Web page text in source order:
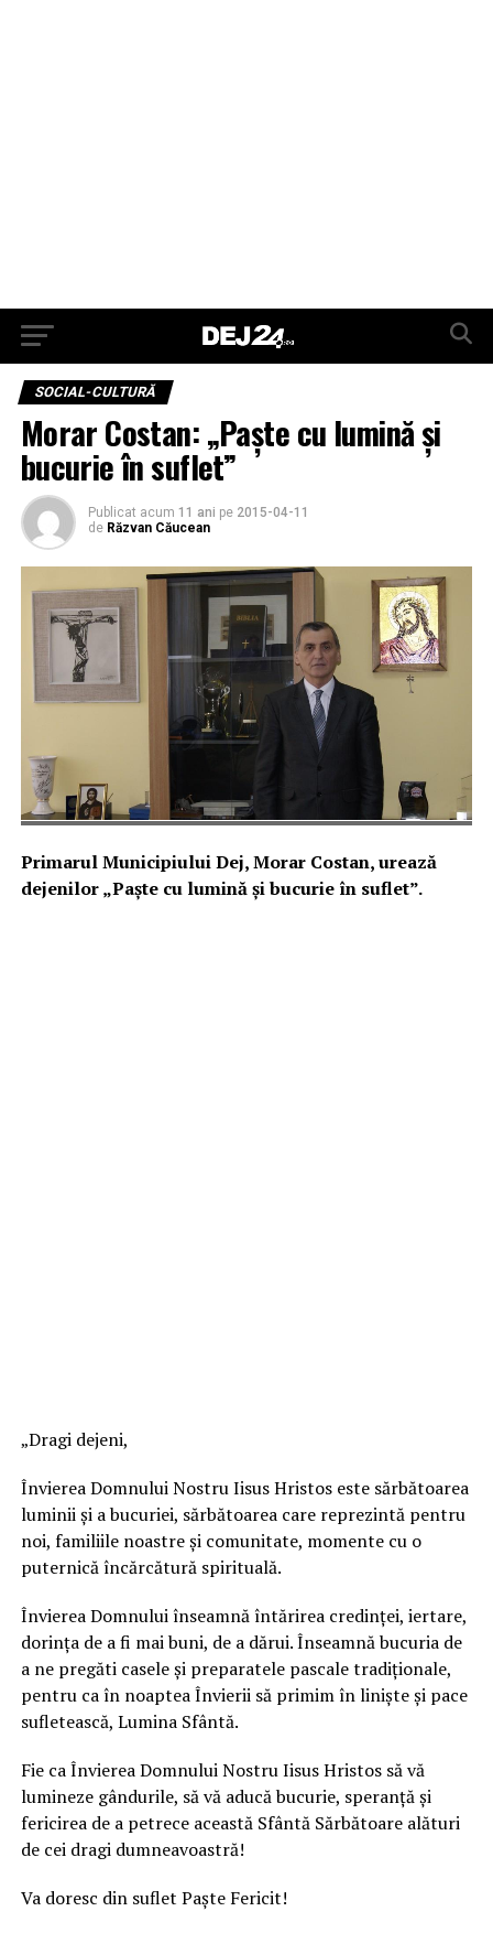
SOCIAL-CULTURĂ
Morar Costan: „Paște cu lumină și
bucurie în suflet”
Publicat acum 11 ani pe 2015-04-11
de Răzvan Căucean
Primarul Municipiului Dej, Morar Costan, urează
dejenilor „Paște cu lumină și bucurie în suflet”.
„Dragi dejeni,
Învierea Domnului Nostru Iisus Hristos este sărbătoarea
luminii și a bucuriei, sărbătoarea care reprezintă pentru
noi, familiile noastre și comunitate, momente cu o
puternică încărcătură spirituală.
Învierea Domnului înseamnă întărirea credinței, iertare,
dorința de a fi mai buni, de a dărui. Înseamnă bucuria de
a ne pregăti casele și preparatele pascale tradiționale,
pentru ca în noaptea Învierii să primim în liniște și pace
sufletească, Lumina Sfântă.​
Fie ca Învierea Domnului Nostru Iisus Hristos să vă
lumineze gândurile, să vă aducă bucurie, speranţă şi
fericirea de a petrece această Sfântă Sărbătoare alături
de cei dragi dumneavoastră!
Va doresc din suflet Paște Fericit!